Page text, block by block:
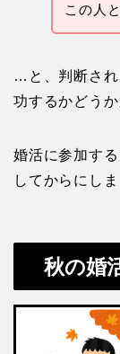
この人
…と、判断され
功するかどう
婚活に参加す
してからにしま
秋の婚